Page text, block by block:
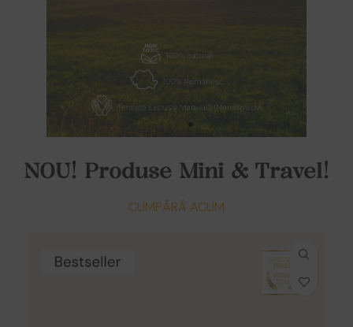
NOU! Produse Mini & Travel!
CUMPĂRĂ ACUM